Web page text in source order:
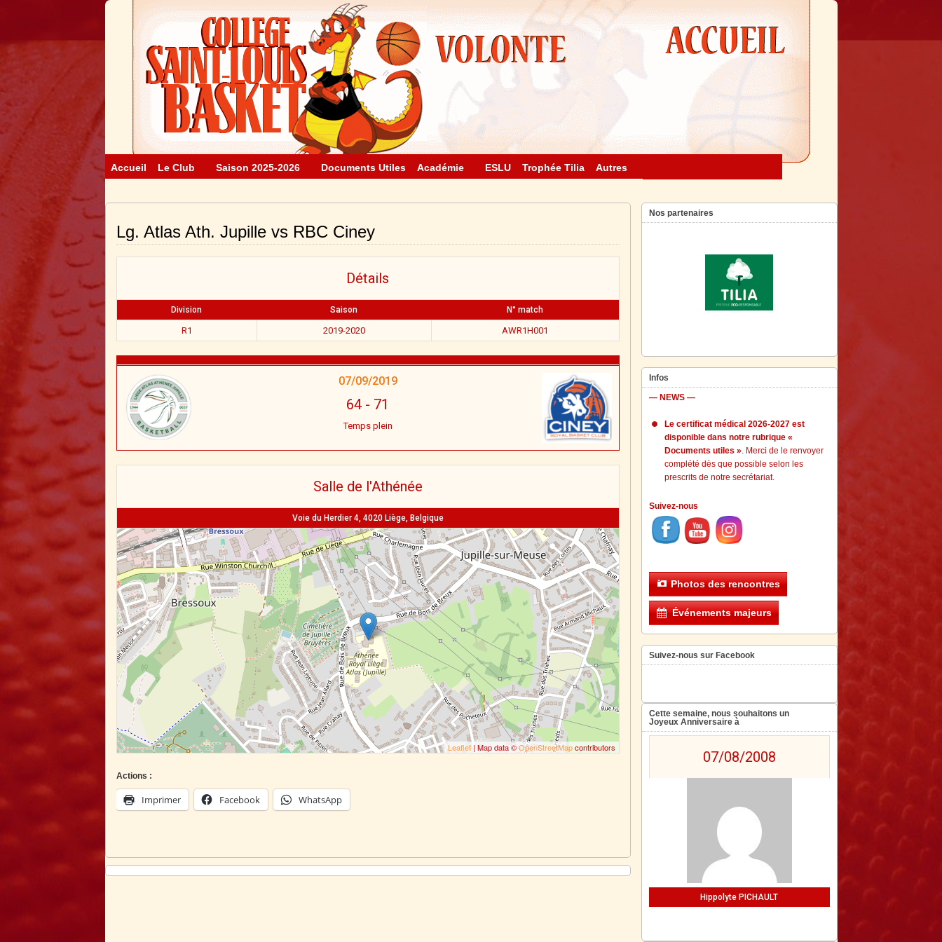
Accueil Le Club Saison 2025-2026 Documents Utiles Académie ESLU Trophée Tilia Autres
Lg. Atlas Ath. Jupille vs RBC Ciney
Détails
Division Saison N° match
R1 2019-2020 AWR1H001
07/09/2019
64 - 71
Temps plein
Salle de l'Athénée
Voie du Herdier 4, 4020 Liège, Belgique
Leaflet| Map data ©OpenStreetMapcontributors
Actions :
Imprimer Facebook WhatsApp
Nos partenaires
Infos
— NEWS —
Le certificat médical 2026-2027 est
disponible dans notre rubrique «
Documents utiles ». Merci de le renvoyer
complété dès que possible selon les
prescrits de notre secrétariat.
Suivez-nous
Photos des rencontres
Événements majeurs
Suivez-nous sur Facebook
Cette semaine, nous souhaitons un
Joyeux Anniversaire à
07/08/2008
Hippolyte PICHAULT